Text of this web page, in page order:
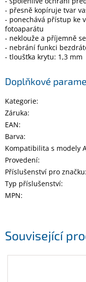
TONERY
A
CARTRIDGE
OEM
Sestavy
počítačů
Kamerové
MILESIGHT
Doprodej
Přihlášení
Související
- přesně kopíruje tvar
- ponechává přístup ke
fotoaparátu
- neklouže a příjemně
- nebrání funkci
- tloušťka krytu: 1,3 mm
Doplňkové
Kategorie:
Záruka:
EAN:
Barva:
Kompatibilita s modely
Provedení:
Příslušenství pro značku:
Typ příslušenství:
MPN: